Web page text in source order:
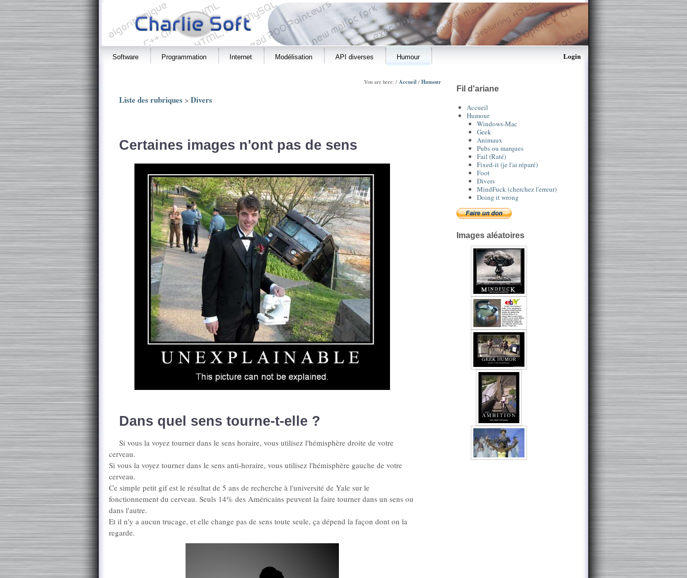
Software Programmation Internet Modélisation API diverses Humour Login
You are here: / Accueil / Humour
Liste des rubriques > Divers
Certaines images n'ont pas de sens
Dans quel sens tourne-t-elle ?
Si vous la voyez tourner dans le sens horaire, vous utilisez l'hémisphère droite de votre
cerveau.
Si vous la voyez tourner dans le sens anti-horaire, vous utilisez l'hémisphère gauche de votre
cerveau.
Ce simple petit gif est le résultat de 5 ans de recherche à l'université de Yale sur le
fonctionnement du cerveau. Seuls 14% des Américains peuvent la faire tourner dans un sens ou
dans l'autre.
Et il n'y a aucun trucage, et elle change pas de sens toute seule, ça dépend la façon dont on la
regarde.
Fil d'ariane
Accueil
Humour
Windows-Mac
Geek
Animaux
Pubs ou marques
Fail (Raté)
Fixed-it (je l'ai réparé)
Foot
Divers
MindFuck (cherchez l'erreur)
Doing it wrong
Images aléatoires